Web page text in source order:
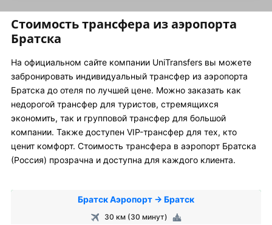
Стоимость трансфера из аэропорта
Братска
На официальном сайте компании UniTransfers вы можете
забронировать индивидуальный трансфер из аэропорта
Братска до отеля по лучшей цене. Можно заказать как
недорогой трансфер для туристов, стремящихся
экономить, так и групповой трансфер для большой
компании. Также доступен VIP-трансфер для тех, кто
ценит комфорт. Стоимость трансфера в аэропорт Братска
(Россия) прозрачна и доступна для каждого клиента.
Братск Аэропорт → Братск
30 км (30 минут)